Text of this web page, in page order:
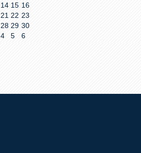
14 15 16
21 22 23
28 29 30
4 5 6